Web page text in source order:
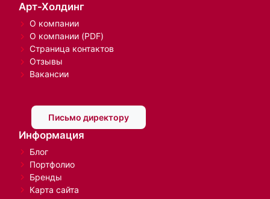
Арт-Холдинг
О компании
О компании (PDF)
Страница контактов
Отзывы
Вакансии
Письмо директору
Информация
Блог
Портфолио
Бренды
Карта сайта